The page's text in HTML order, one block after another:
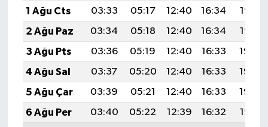
1 Ağu Cts
03:33 05:17 12:40 16:34
19:53
2 Ağu Paz
03:34 05:18 12:40 16:34
19:52
3 Ağu Pts
03:36 05:19 12:40 16:33
19:50
4 Ağu Sal
03:37 05:20 12:40 16:33
19:49
5 Ağu Çar
03:39 05:21 12:40 16:33
19:48
6 Ağu Per
03:40 05:22 12:39 16:32
19:47